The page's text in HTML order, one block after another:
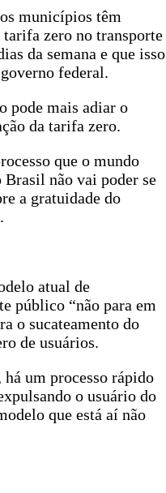
municípios têm
zero no transporte
da semana e que isso
federal.
pode mais adiar o
da tarifa zero.
que o mundo
não vai poder se
a gratuidade do
atual de
público “não para em
o sucateamento do
de usuários.
um processo rápido
o usuário do
que está aí não